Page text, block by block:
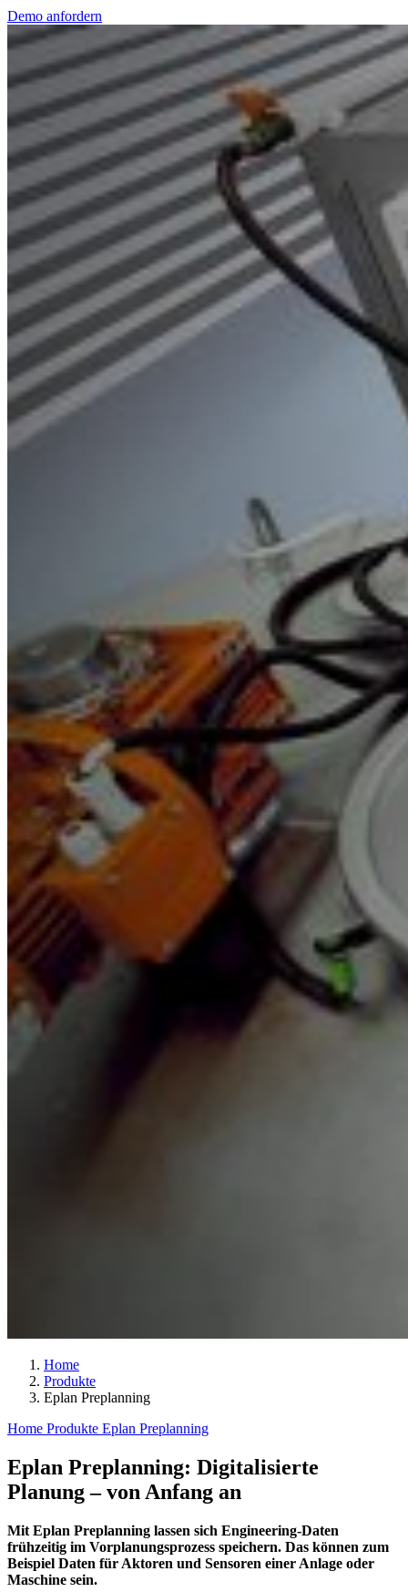
Demo anfordern
Home
Produkte
Eplan Preplanning
Home Produkte Eplan Preplanning
Eplan Preplanning: Digitalisierte
Planung – von Anfang an
Mit Eplan Preplanning lassen sich Engineering-Daten
frühzeitig im Vorplanungsprozess speichern. Das können zum
Beispiel Daten für Aktoren und Sensoren einer Anlage oder
Maschine sein.